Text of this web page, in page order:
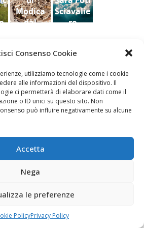
Consenso Cookie
utilizziamo tecnologie come i cookie
alle informazioni del dispositivo. Il
ci permetterà di elaborare dati come il
o ID unici su questo sito. Non
può influire negativamente su alcune
Accetta
Nega
le preferenze
PolicyPrivacy Policy
Modica
dal
contea ,
Vespo
Sciavalie
re
e Luoghi | Albergo diffuso
questo contenuto